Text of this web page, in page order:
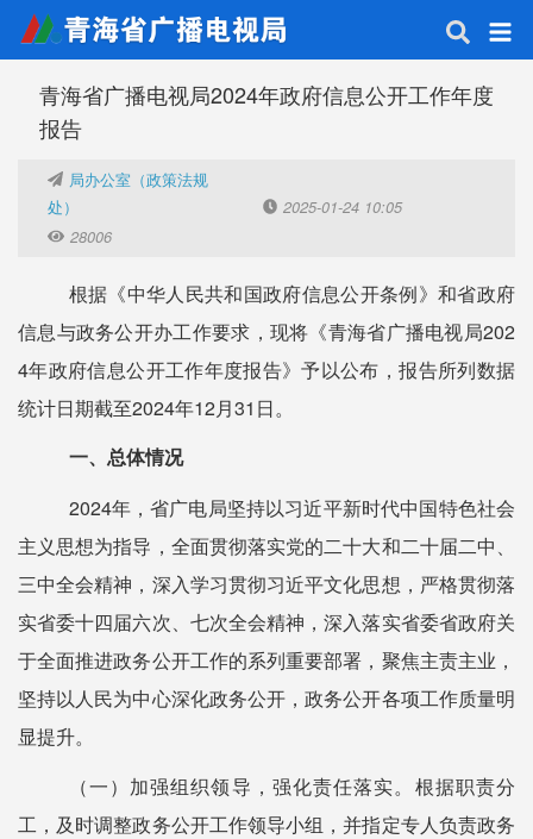
青海省广播电视局2024年政府信息公开工作年度
报告
局办公室（政策法规
处）
2025-01-24 10:05
28006
根据《中华人民共和国政府信息公开条例》和省政府
信息与政务公开办工作要求，现将《青海省广播电视局202
4年政府信息公开工作年度报告》予以公布，报告所列数据
统计日期截至2024年12月31日。
一、总体情况
2024年，省广电局坚持以习近平新时代中国特色社会
主义思想为指导，全面贯彻落实党的二十大和二十届二中、
三中全会精神，深入学习贯彻习近平文化思想，严格贯彻落
实省委十四届六次、七次全会精神，深入落实省委省政府关
于全面推进政务公开工作的系列重要部署，聚焦主责主业，
坚持以人民为中心深化政务公开，政务公开各项工作质量明
显提升。
（一）加强组织领导， 强化责任落实。 根据职责分
工，及时调整政务公开工作领导小组，并指定专人负责政务